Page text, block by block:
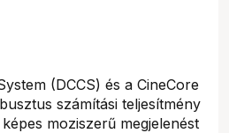
(DCCS) és a CineCore
számítási teljesítmény
moziszerű megjelenést